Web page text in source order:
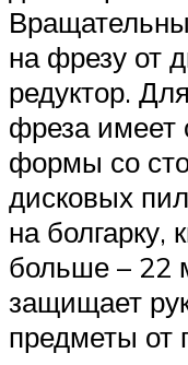
на фрезу от
редуктор.
фреза имеет
формы со
дисковых
на болгарку,
больше – 22
защищает
предметы от